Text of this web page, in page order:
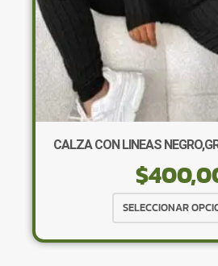
CALZA CON LINEAS
$
SELECCIONAR
Tu carrito está
Agregá un producto y